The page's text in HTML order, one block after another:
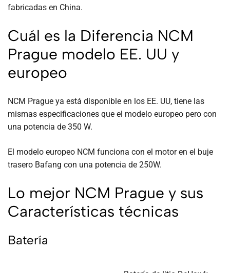
fabricadas en China.
Cuál es la Diferencia NCM
Prague modelo EE. UU y
europeo
NCM Prague ya está disponible en los EE. UU, tiene las
mismas especificaciones que el modelo europeo pero con
una potencia de 350 W.
El modelo europeo NCM funciona con el motor en el buje
trasero Bafang con una potencia de 250W.
Lo mejor NCM Prague y sus
Características técnicas
Batería